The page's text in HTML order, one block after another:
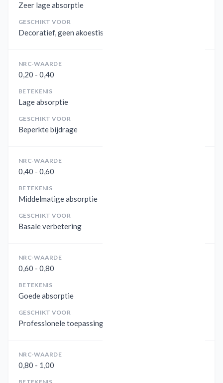
Zeer lage absorptie
GESCHIKT VOOR
Decoratief, geen akoestisch effect
NRC-WAARDE
0,20 - 0,40
BETEKENIS
Lage absorptie
GESCHIKT VOOR
Beperkte bijdrage
NRC-WAARDE
0,40 - 0,60
BETEKENIS
Middelmatige absorptie
GESCHIKT VOOR
Basale verbetering
NRC-WAARDE
0,60 - 0,80
BETEKENIS
Goede absorptie
GESCHIKT VOOR
Professionele toepassingen
NRC-WAARDE
0,80 - 1,00